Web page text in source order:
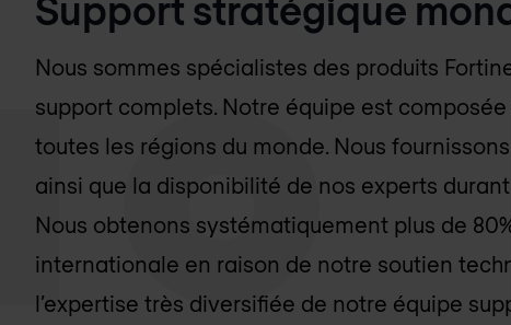
Nous sommes spécialistes des produits
support complets. Notre équipe est
toutes les régions du monde. Nous
ainsi que la disponibilité de nos experts
Nous obtenons systématiquement plus de
internationale en raison de notre soutien
l’expertise très diversifiée de notre équipe